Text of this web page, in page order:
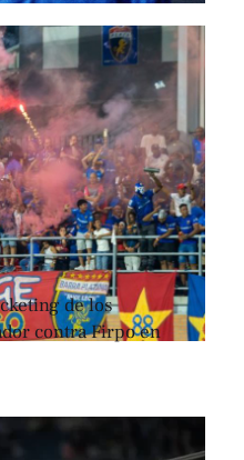
de los
contra Firpo en